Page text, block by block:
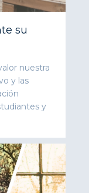
su
nuestra
y las
y